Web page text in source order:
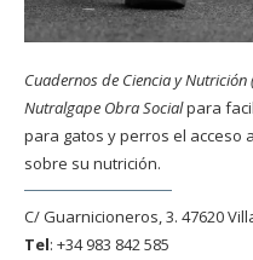
Cuadernos de Ciencia y Nutrición
Nutralgape Obra Socialpara
para gatos y perros el acceso
sobre su nutrición.
C/ Guarnicioneros, 3. 47620
Tel: +34 983 842 585